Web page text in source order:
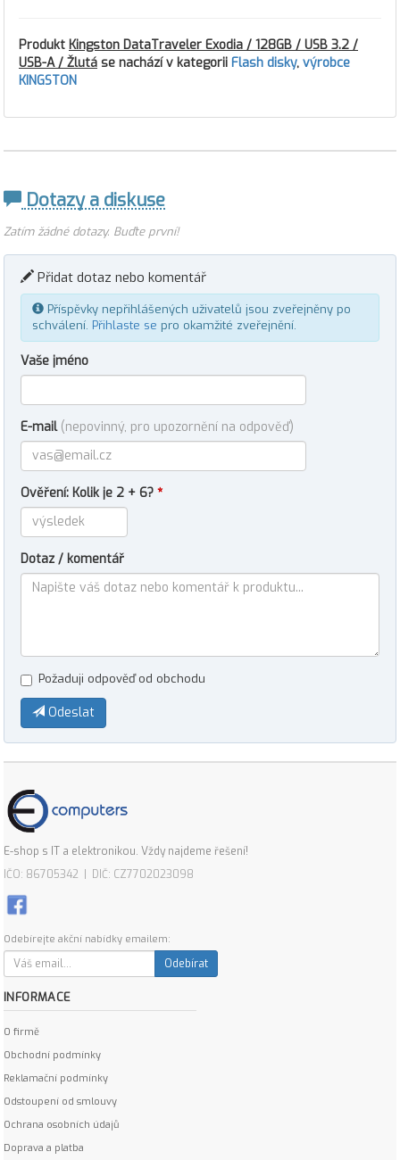
Produkt Kingston DataTraveler Exodia / 128GB / USB 3.2 /
USB-A / Žlutá se nachází v kategorii Flash disky, výrobce
KINGSTON
Dotazy a diskuse
Zatím žádné dotazy. Buďte první!
Přidat dotaz nebo komentář
Příspěvky nepřihlášených uživatelů jsou zveřejněny po
schválení. Přihlaste se pro okamžité zveřejnění.
Vaše jméno
E-mail (nepovinný, pro upozornění na odpověď)
Ověření: Kolik je 2 + 6? *
Dotaz / komentář
Požaduji odpověď od obchodu
Odeslat
E-shop s IT a elektronikou. Vždy najdeme řešení!
IČO: 86705342 | DIČ: CZ7702023098
Odebírejte akční nabídky emailem:
Odebírat
INFORMACE
O firmě
Obchodní podmínky
Reklamační podmínky
Odstoupení od smlouvy
Ochrana osobních údajů
Doprava a platba